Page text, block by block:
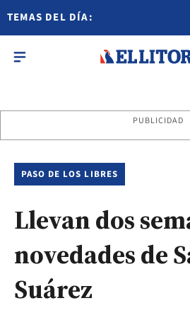
TEMAS DEL DÍA:
PUBLICIDAD
PASO DE LOS LIBRES
Llevan dos
novedades de
Suárez